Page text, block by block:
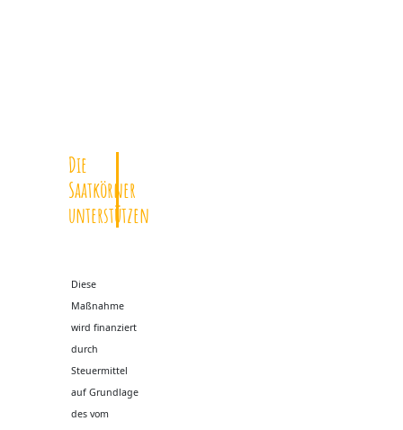
Die
Saatkörner
unterstützen
Diese
Maßnahme
wird finanziert
durch
Steuermittel
auf Grundlage
des vom